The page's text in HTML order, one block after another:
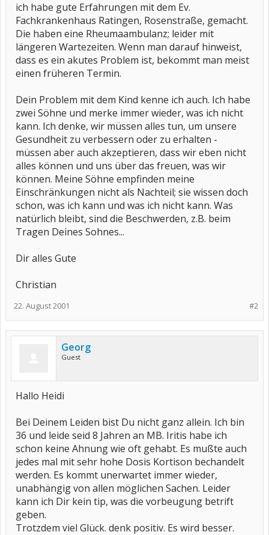
ich habe gute Erfahrungen mit dem Ev.
Fachkrankenhaus Ratingen, Rosenstraße, gemacht.
Die haben eine Rheumaambulanz; leider mit
längeren Wartezeiten. Wenn man darauf hinweist,
dass es ein akutes Problem ist, bekommt man meist
einen früheren Termin.
Dein Problem mit dem Kind kenne ich auch. Ich habe
zwei Söhne und merke immer wieder, was ich nicht
kann. Ich denke, wir müssen alles tun, um unsere
Gesundheit zu verbessern oder zu erhalten -
müssen aber auch akzeptieren, dass wir eben nicht
alles können und uns über das freuen, was wir
können. Meine Söhne empfinden meine
Einschränkungen nicht als Nachteil; sie wissen doch
schon, was ich kann und was ich nicht kann. Was
natürlich bleibt, sind die Beschwerden, z.B. beim
Tragen Deines Sohnes...
Dir alles Gute
Christian
#2
22. August 2001
Georg
Guest
Hallo Heidi
Bei Deinem Leiden bist Du nicht ganz allein. Ich bin
36 und leide seid 8 Jahren an MB. Iritis habe ich
schon keine Ahnung wie oft gehabt. Es mußte auch
jedes mal mit sehr hohe Dosis Kortison bechandelt
werden. Es kommt unerwartet immer wieder,
unabhängig von allen möglichen Sachen. Leider
kann ich Dir kein tip, was die vorbeugung betrift
geben.
Trotzdem viel Glück. denk positiv. Es wird besser.